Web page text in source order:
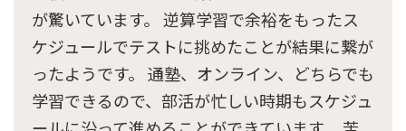
が驚いています。 逆算学習で余裕をもったス
ケジュールでテストに挑めたことが結果に繋が
ったようです。 通塾、オンライン、どちらでも
学習できるので、部活が忙しい時期もスケジュ